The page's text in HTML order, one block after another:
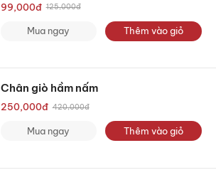
99,000đ 125,000đ
Mua ngay Thêm vào giỏ
Chân giò hầm nấm
250,000đ 420,000đ
Mua ngay Thêm vào giỏ